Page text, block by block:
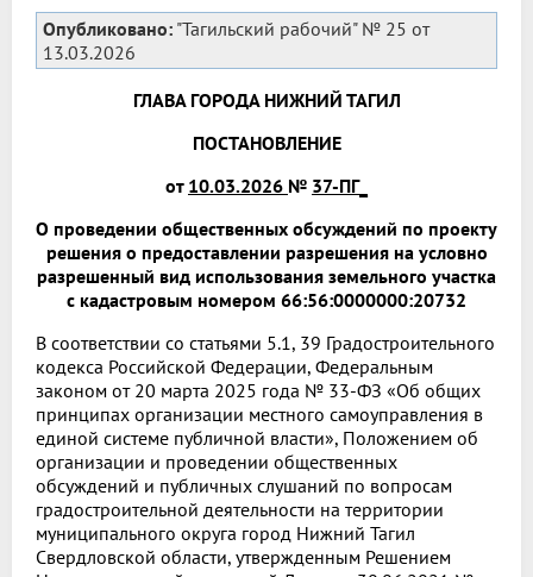
Опубликовано: "Тагильский рабочий" № 25 от
13.03.2026
ГЛАВА ГОРОДА НИЖНИЙ ТАГИЛ
ПОСТАНОВЛЕНИЕ
от 10.03.2026 № 37-ПГ_
О проведении общественных обсуждений по проекту
решения о предоставлении разрешения на условно
разрешенный вид использования земельного участка
с кадастровым номером 66:56:0000000:20732
В соответствии со статьями 5.1, 39 Градостроительного
кодекса Российской Федерации, Федеральным
законом от 20 марта 2025 года № 33-ФЗ «Об общих
принципах организации местного самоуправления в
единой системе публичной власти», Положением об
организации и проведении общественных
обсуждений и публичных слушаний по вопросам
градостроительной деятельности на территории
муниципального округа город Нижний Тагил
Свердловской области, утвержденным Решением